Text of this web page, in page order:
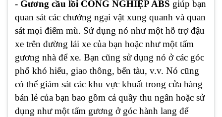
- Gương cầu lồi CÔNG NGHIỆP ABS giúp bạn
quan sát các chướng ngại vật xung quanh và quan
sát mọi điểm mù. Sử dụng nó như một hỗ trợ đậu
xe trên đường lái xe của bạn hoặc như một tấm
gương nhà để xe. Bạn cũng sử dụng nó ở các góc
phố khó hiểu, giao thông, bến tàu, v.v. Nó cũng
có thể giám sát các khu vực khuất trong cửa hàng
bán lẻ của bạn bao gồm cả quầy thu ngân hoặc sử
dụng như một tấm gương ở góc hành lang để